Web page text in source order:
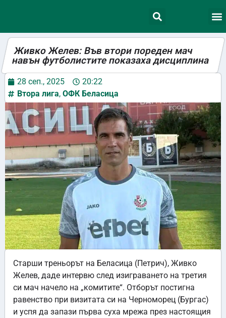
Живко Желев: Във втори пореден мач
навън футболистите показаха дисциплина
28 сеп., 2025
20:22
Втора лига, ОФК Беласица
Старши треньорът на Беласица (Петрич), Живко
Желев, даде интервю след изиграването на третия
си мач начело на „комитите“. Отборът постигна
равенство при визитата си на Черноморец (Бургас)
и успя да запази първа суха мрежа през настоящия